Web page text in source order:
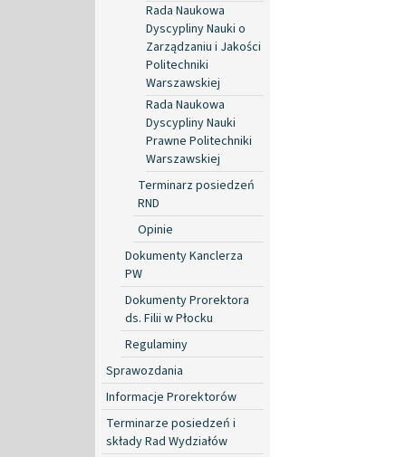
Rada Naukowa
Dyscypliny Nauki o
Zarządzaniu i Jakości
Politechniki
Warszawskiej
Rada Naukowa
Dyscypliny Nauki
Prawne Politechniki
Warszawskiej
Terminarz posiedzeń
RND
Opinie
Dokumenty Kanclerza
PW
Dokumenty Prorektora
ds. Filii w Płocku
Regulaminy
Sprawozdania
Informacje Prorektorów
Terminarze posiedzeń i
składy Rad Wydziałów